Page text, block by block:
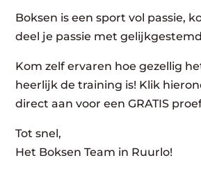
Boksen is een sport vol passie,
deel je passie met
Kom zelf ervaren hoe gezellig
heerlijk de training is! Klik
direct aan voor een GRATIS
Tot snel,
Het Boksen Team in Ruurlo!